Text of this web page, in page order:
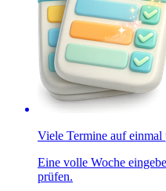
Viele Termine auf einmal
Eine volle Woche
prüfen.